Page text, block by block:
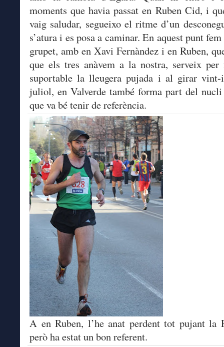
moments que havia passat en Ruben Cid, i
vaig saludar, segueixo el ritme d’un
s’atura i es posa a caminar. En aquest punt
grupet, amb en Xavi Fernàndez i en Ruben,
que els tres anàvem a la nostra, serveix per
suportable la lleugera pujada i al girar vint-
juliol, en Valverde també forma part del nucli
que va bé tenir de referència.
A en Ruben, l’he anat perdent tot pujant la
però ha estat un bon referent.